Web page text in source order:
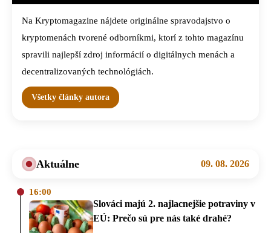
Na Kryptomagazine nájdete originálne spravodajstvo o
kryptomenách tvorené odborníkmi, ktorí z tohto magazínu
spravili najlepší zdroj informácií o digitálnych menách a
decentralizovaných technológiách.
Všetky články autora
Aktuálne 09. 08. 2026
16:00
Slováci majú 2. najlacnejšie potraviny v
EÚ: Prečo sú pre nás také drahé?